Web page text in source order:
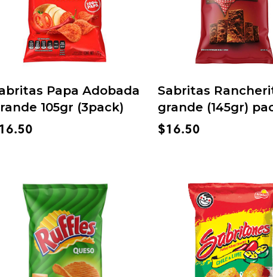
Papa Adobada
105gr (3pack)
Sabritas
grande (145gr)
$16.50